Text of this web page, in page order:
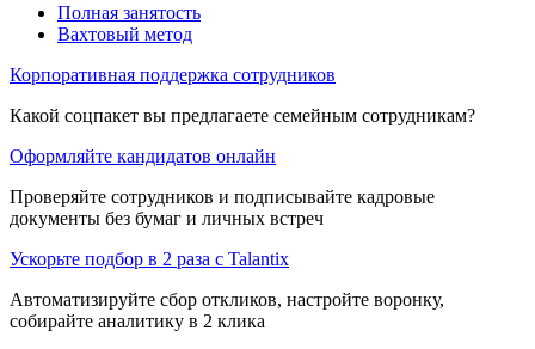
Полная занятость
Вахтовый метод
Корпоративная поддержка сотрудников
Какой соцпакет вы предлагаете семейным сотрудникам?
Оформляйте кандидатов онлайн
Проверяйте сотрудников и подписывайте кадровые
документы без бумаг и личных встреч
Ускорьте подбор в 2 раза с Talantix
Автоматизируйте сбор откликов, настройте воронку,
собирайте аналитику в 2 клика